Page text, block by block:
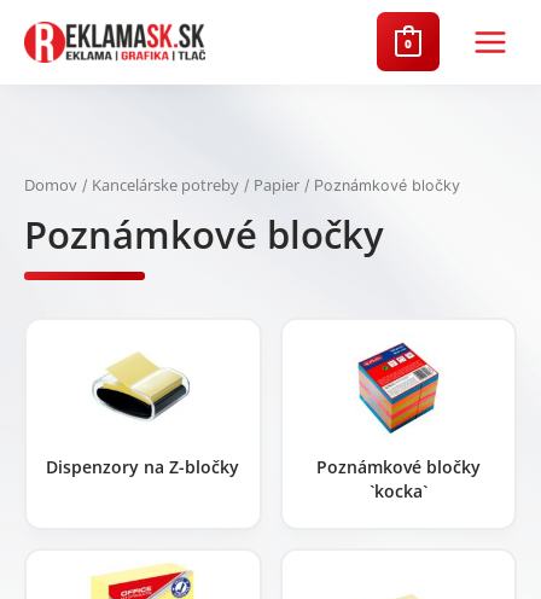
obsah
0
Main
Domov / Kancelárske potreby / Papier / Poznámkové bločky
Poznámkové bločky
Dispenzory na Z-bločky
Poznámkové bločky
`kocka`